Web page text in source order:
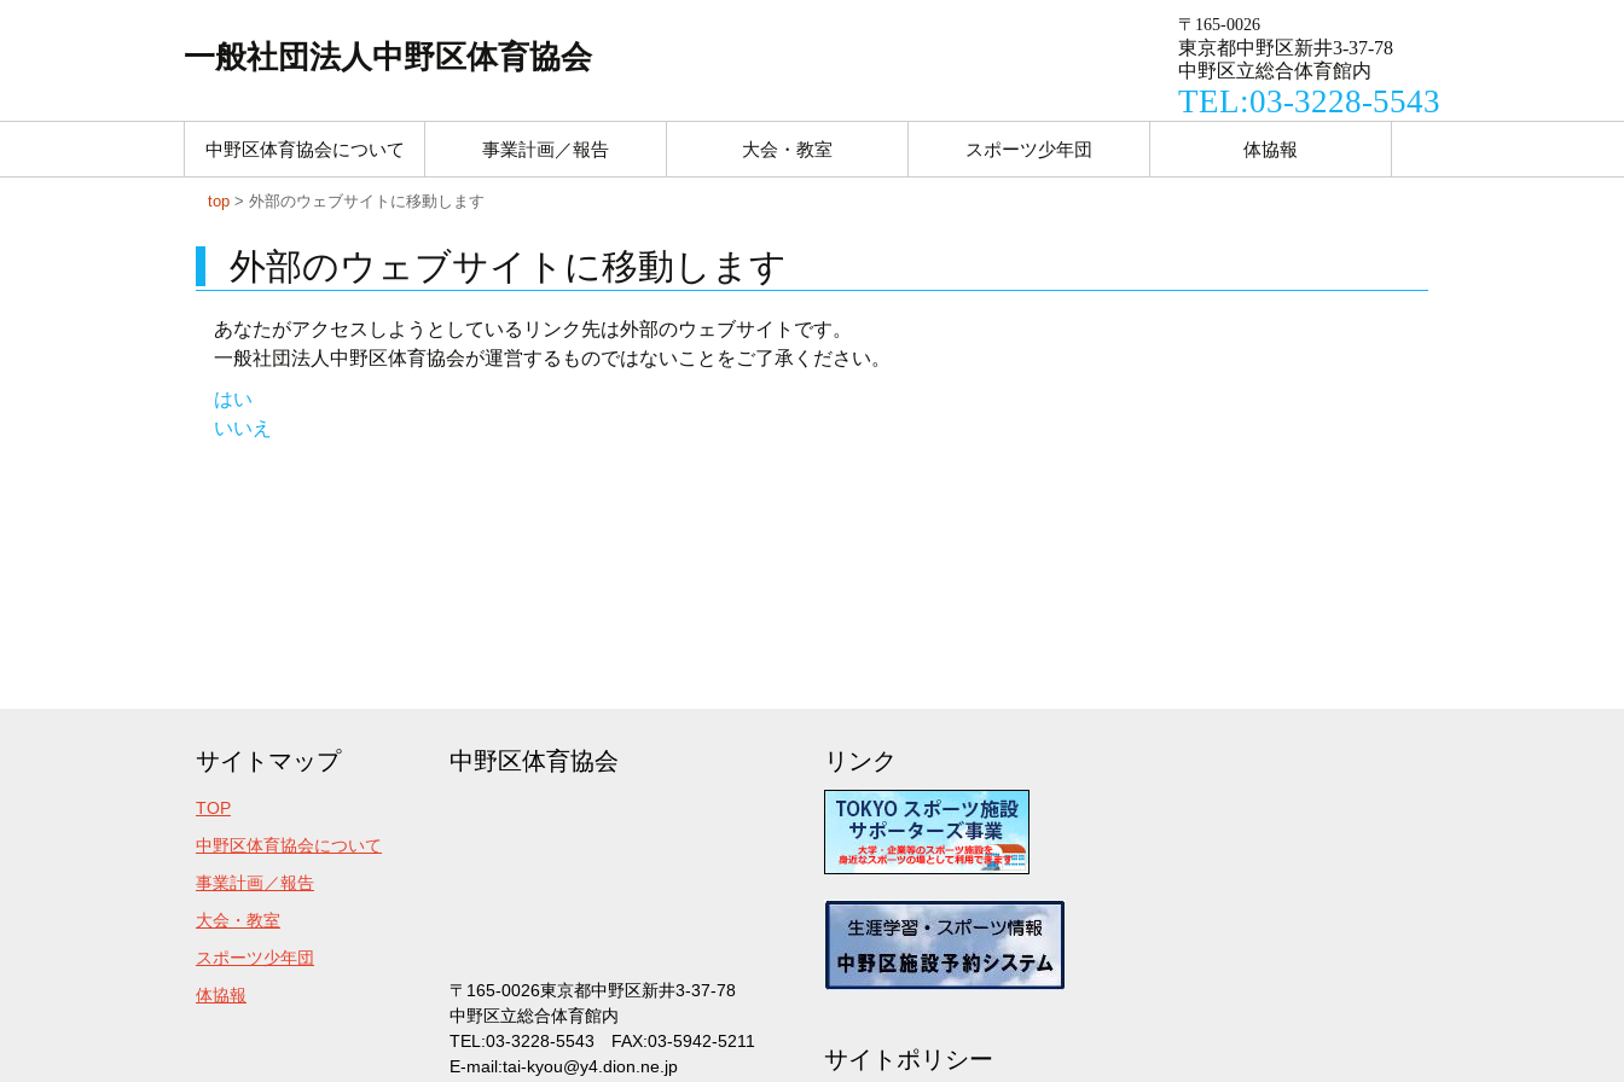
一般社団法人中野区体育協会
〒165-0026
東京都中野区新井3-37-78
中野区立総合体育館内
TEL:03-3228-5543
content
中野区体育協会について 事業計画／報告 大会・教室 スポーツ少年団 体協報
top > 外部のウェブサイトに移動します
外部のウェブサイトに移動します
あなたがアクセスしようとしているリンク先は外部のウェブサイトです。
一般社団法人中野区体育協会が運営するものではないことをご了承ください。
はい
いいえ
サイトマップ
TOP
中野区体育協会について
事業計画／報告
大会・教室
スポーツ少年団
体協報
中野区体育協会
〒165-0026東京都中野区新井3-37-78
中野区立総合体育館内
TEL:03-3228-5543 FAX:03-5942-5211
E-mail:tai-kyou@y4.dion.ne.jp
リンク
サイトポリシー